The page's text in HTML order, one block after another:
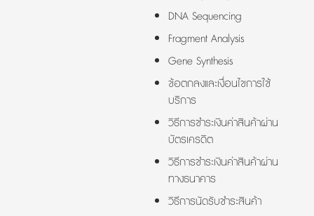
DNA Sequencing
Fragment Analysis
Gene Synthesis
ข้อตกลงและเงื่อนไขการใช้
บริการ
วิธีการชำระเงินค่าสินค้าผ่าน
บัตรเครดิต
วิธีการชำระเงินค่าสินค้าผ่าน
ทางธนาคาร
วิธีการนัดรับชำระสินค้า